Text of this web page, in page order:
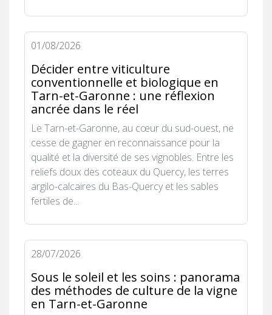
01/08/2026
Décider entre viticulture
conventionnelle et biologique en
Tarn-et-Garonne : une réflexion
ancrée dans le réel
Le Tarn-et-Garonne, au cœur du sud-ouest, ne
cesse de gagner en reconnaissance pour la
qualité et la diversité de ses vignobles. Entre les
reliefs doux des coteaux du Quercy, les terres
argilo-calcaires du Bas-Quercy et les sables
fertiles de...
28/07/2026
Sous le soleil et les soins : panorama
des méthodes de culture de la vigne
en Tarn-et-Garonne